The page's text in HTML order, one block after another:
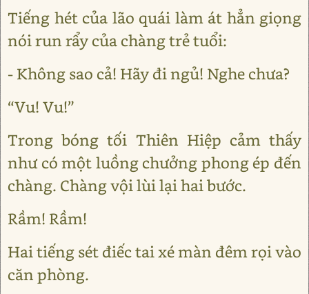
Tiếng hét của lão quái làm át hẳn giọng
nói run rẩy của chàng trẻ tuổi:
- Không sao cả! Hãy đi ngủ! Nghe chưa?
“Vu! Vu!”
Trong bóng tối Thiên Hiệp cảm thấy
như có một luồng chưởng phong ép đến
chàng. Chàng vội lùi lại hai bước.
Rầm! Rầm!
Hai tiếng sét điếc tai xé màn đêm rọi vào
căn phòng.